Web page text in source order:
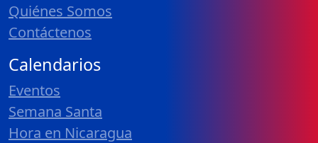
Quiénes Somos
Contáctenos
Calendarios
Eventos
Semana Santa
Hora en Nicaragua